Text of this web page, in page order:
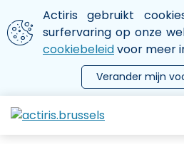
Aller au contenu principal
We gebruiken cookies
Actiris gebruikt
surfervaring op onze
cookiebeleidvoor meer
Verander mijn
le menu